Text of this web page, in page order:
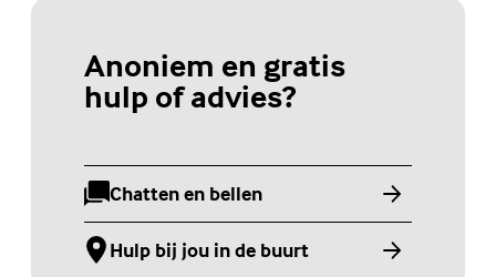
Anoniem en gratis
hulp of advies?
Chatten en bellen
(Externe link)
Hulp bij jou in de buurt
(Externe link)